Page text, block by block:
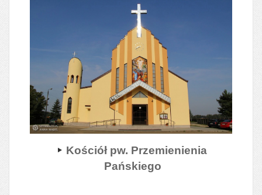
Kościół pw. Przemienienia
Pańskiego